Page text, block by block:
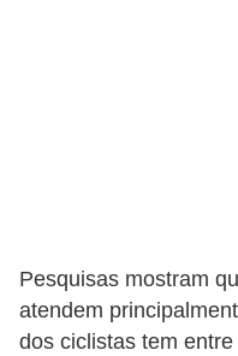
Pesquisas mostram
atendem
dos ciclistas tem